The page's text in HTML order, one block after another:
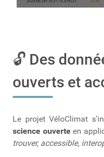
🔓 Des
ouverts et
Le projet VéloClimat
science ouverteen
trouver, accessible,